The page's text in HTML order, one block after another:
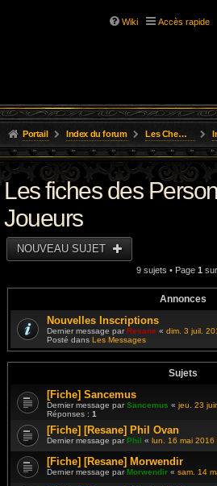
Wiki Accès rapide
Portail Index du forum Les Chemins de L'Aventure
Les fiches des
Joueurs
NOUVEAU SUJET
9 sujets • Page 1 sur
Annonces
Nouvelles Inscriptions
Dernier message parResane « dim. 3 juil.
Posté dans Les Messages
Sujets
[Fiche] Sancemus
Dernier message parSancemus « jeu. 23
Réponses : 1
[Fiche] [Resane] Phil Ovan
Dernier message parPhil « lun. 16 mai 2016
[Fiche] [Resane] Morwendir
Dernier message parMorwendir « sam. 14